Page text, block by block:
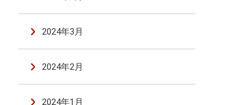
2024年3月
2024年2月
2024年1月